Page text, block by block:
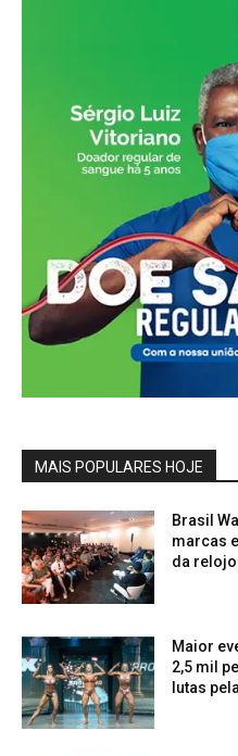
MAIS POPULARES HOJE
Brasil
marcas
da
Maior
2,5 mil
lutas